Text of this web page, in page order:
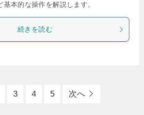
本的な操作を解説します。
続きを読む
3 4 5 次へ